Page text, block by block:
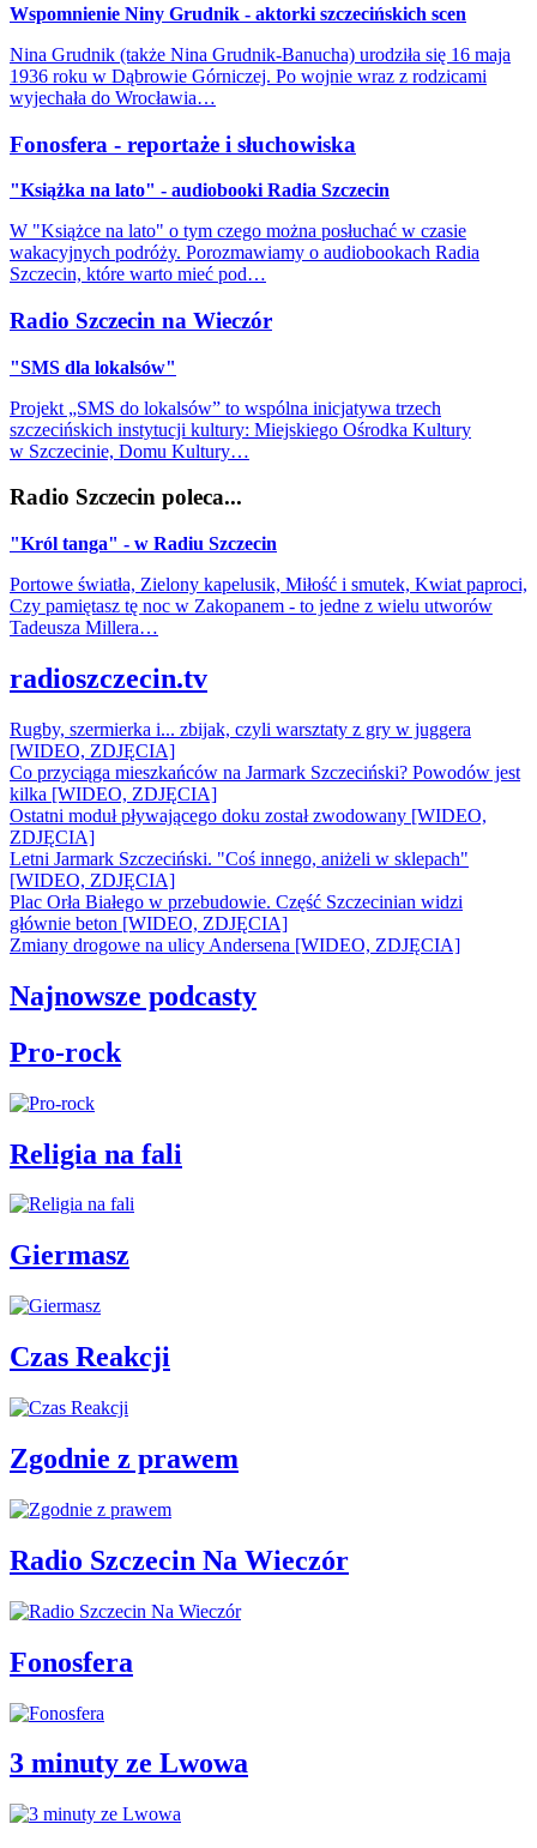
Wspomnienie Niny Grudnik - aktorki szczecińskich scen
Nina Grudnik (także Nina Grudnik-Banucha) urodziła się 16 maja
1936 roku w Dąbrowie Górniczej. Po wojnie wraz z rodzicami
wyjechała do Wrocławia…
Fonosfera - reportaże i słuchowiska
"Książka na lato" - audiobooki Radia Szczecin
W "Książce na lato" o tym czego można posłuchać w czasie
wakacyjnych podróży. Porozmawiamy o audiobookach Radia
Szczecin, które warto mieć pod…
Radio Szczecin na Wieczór
"SMS dla lokalsów"
Projekt „SMS do lokalsów” to wspólna inicjatywa trzech
szczecińskich instytucji kultury: Miejskiego Ośrodka Kultury
w Szczecinie, Domu Kultury…
Radio Szczecin poleca...
"Król tanga" - w Radiu Szczecin
Portowe światła, Zielony kapelusik, Miłość i smutek, Kwiat paproci,
Czy pamiętasz tę noc w Zakopanem - to jedne z wielu utworów
Tadeusza Millera…
radioszczecin.tv
Rugby, szermierka i... zbijak, czyli warsztaty z gry w juggera
[WIDEO, ZDJĘCIA]
Co przyciąga mieszkańców na Jarmark Szczeciński? Powodów jest
kilka [WIDEO, ZDJĘCIA]
Ostatni moduł pływającego doku został zwodowany [WIDEO,
ZDJĘCIA]
Letni Jarmark Szczeciński. "Coś innego, aniżeli w sklepach"
[WIDEO, ZDJĘCIA]
Plac Orła Białego w przebudowie. Część Szczecinian widzi
głównie beton [WIDEO, ZDJĘCIA]
Zmiany drogowe na ulicy Andersena [WIDEO, ZDJĘCIA]
Najnowsze podcasty
Pro-rock
Religia na fali
Giermasz
Czas Reakcji
Zgodnie z prawem
Radio Szczecin Na Wieczór
Fonosfera
3 minuty ze Lwowa